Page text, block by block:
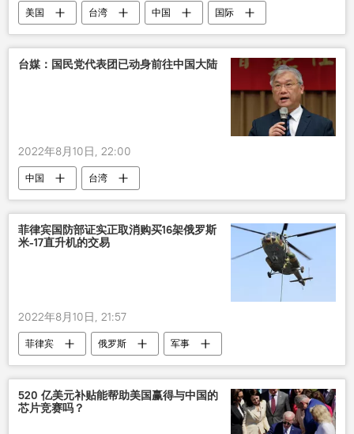
美国 台湾 中国
国际
佩洛西访台
台媒：国民党代表团已动身前往中国大陆
2022年8月10日, 22:00
中国 台湾
菲律宾国防部证实正取消购买16架俄罗斯
米-17直升机的交易
2022年8月10日, 21:57
菲律宾 俄罗斯
军事
直升机
520 亿美元补贴能帮助美国赢得与中国的
芯片竞赛吗？